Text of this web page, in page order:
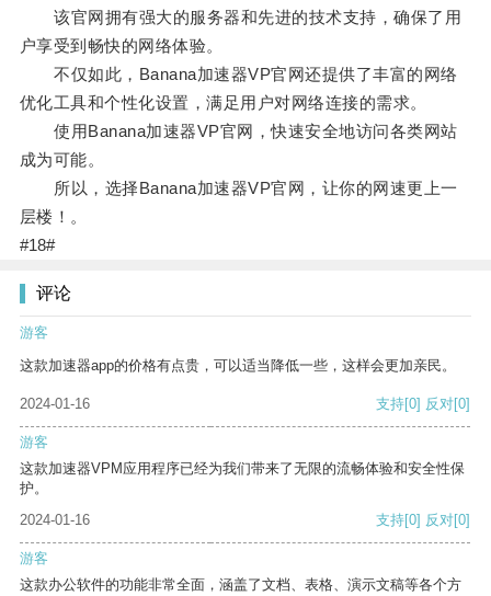
该官网拥有强大的服务器和先进的技术支持，确保了用
户享受到畅快的网络体验。
不仅如此，Banana加速器VP官网还提供了丰富的网络
优化工具和个性化设置，满足用户对网络连接的需求。
使用Banana加速器VP官网，快速安全地访问各类网站
成为可能。
所以，选择Banana加速器VP官网，让你的网速更上一
层楼！。
#18#
评论
游客
这款加速器app的价格有点贵，可以适当降低一些，这样会更加亲民。
2024-01-16 支持[0] 反对[0]
游客
这款加速器VPM应用程序已经为我们带来了无限的流畅体验和安全性保
护。
2024-01-16
支持[0] 反对[0]
游客
这款办公软件的功能非常全面，涵盖了文档、表格、演示文稿等各个方